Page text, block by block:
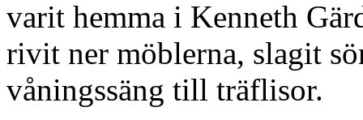
varit hemma i Kenneth
rivit ner möblerna, slagit
våningssäng till träflisor.